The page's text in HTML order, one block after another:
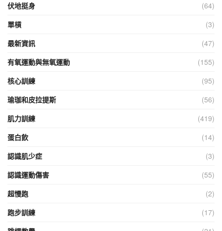
伏地挺身
(64)
單槓
(3)
最新資訊
(47)
有氧運動與無氧運動
(155)
核心訓練
(95)
瑜珈和皮拉提斯
(56)
肌力訓練
(419)
蛋白飲
(14)
認識肌少症
(3)
認識運動傷害
(55)
超慢跑
(2)
跑步訓練
(17)